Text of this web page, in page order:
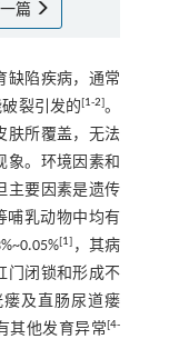
一篇
缺陷疾病，通常
裂引发的[1-2]。
肤所覆盖，无法
象。环境因素和
主要因素是遗传
哺乳动物中均有
[1] ，其病
门闭锁和形成不
及直肠尿道瘘
其他发育异常[4-